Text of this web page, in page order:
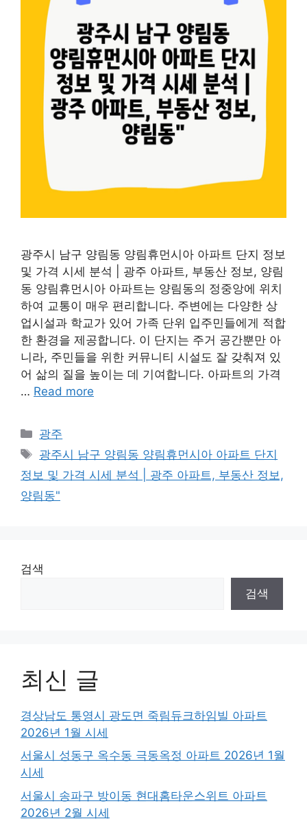
광주시 남구 양림동 양림휴먼시아 아파트 단지 정보
및 가격 시세 분석 | 광주 아파트, 부동산 정보, 양림
동 양림휴먼시아 아파트는 양림동의 정중앙에 위치
하여 교통이 매우 편리합니다. 주변에는 다양한 상
업시설과 학교가 있어 가족 단위 입주민들에게 적합
한 환경을 제공합니다. 이 단지는 주거 공간뿐만 아
니라, 주민들을 위한 커뮤니티 시설도 잘 갖춰져 있
어 삶의 질을 높이는 데 기여합니다. 아파트의 가격
… Read more
Categories
광주
Tags
광주시 남구 양림동 양림휴먼시아 아파트 단지
정보 및 가격 시세 분석 | 광주 아파트, 부동산 정보,
양림동"
검색
검색
최신 글
경상남도 통영시 광도면 죽림듀크하임빌 아파트
2026년 1월 시세
서울시 성동구 옥수동 극동옥정 아파트 2026년 1월
시세
서울시 송파구 방이동 현대홈타운스위트 아파트
2026년 2월 시세